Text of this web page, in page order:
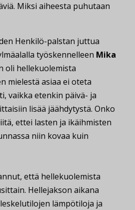
Miksi aiheesta puhutaan
Henkilö-palstan juttua
työskennelleen Mika
oli hellekuolemista
mielestä asiaa ei oteta
vaikka etenkin päivä- ja
lisää jäähdytystä. Onko
ettei lasten ja ikäihmisten
niin kovaa kuin
että hellekuolemista
Hellejakson aikana
lämpötiloja ja